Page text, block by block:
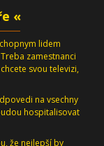
«
lidem
zamestnanci
svou televizi,
na vsechny
hospitalisovat
že nejlepší by